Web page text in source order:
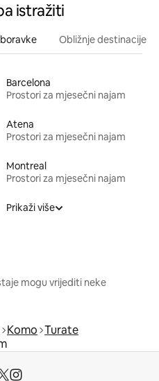
istražiti
Obližnje destinacije
Barcelona
Prostori za mjesečni najam
Atena
Prostori za mjesečni najam
Montreal
Prostori za mjesečni najam
Prikaži više
mogu vrijediti neke
Komo Turate